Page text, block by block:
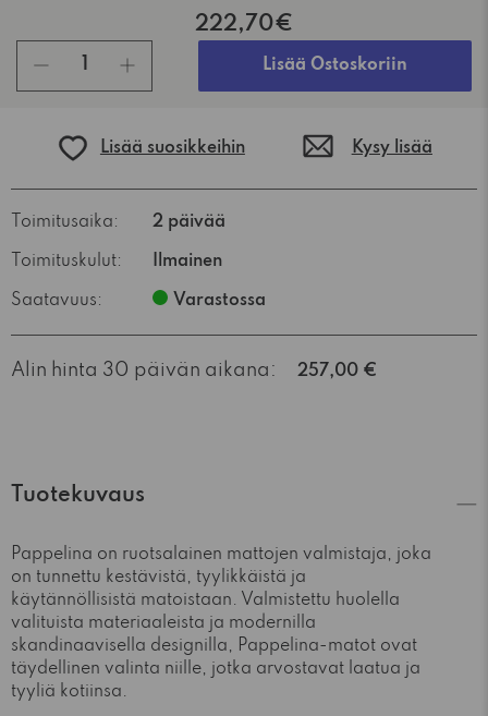
222,70€
Lisää Ostoskoriin
Lisää suosikkeihin Kysy lisää
Toimitusaika: 2 päivää
Toimituskulut: Ilmainen
Saatavuus: Varastossa
Alin hinta 30 päivän aikana: 257,00 €
Tuotekuvaus
Pappelina on ruotsalainen mattojen valmistaja, joka
on tunnettu kestävistä, tyylikkäistä ja
käytännöllisistä matoistaan. Valmistettu huolella
valituista materiaaleista ja modernilla
skandinaavisella designilla, Pappelina-matot ovat
täydellinen valinta niille, jotka arvostavat laatua ja
tyyliä kotiinsa.